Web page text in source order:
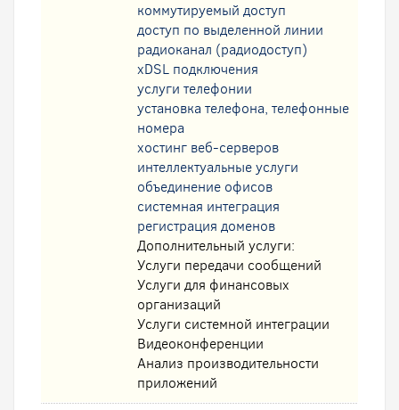
коммутируемый доступ
доступ по выделенной линии
радиоканал (радиодоступ)
xDSL подключения
услуги телефонии
установка телефона, телефонные
номера
хостинг веб-серверов
интеллектуальные услуги
oбъединение офисов
системная интеграция
регистрация доменов
Дополнительный услуги:
Услуги передачи сообщений
Услуги для финансовых
организаций
Услуги системной интеграции
Видеоконференции
Анализ производительности
приложений